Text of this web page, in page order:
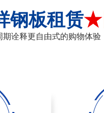
钢板租赁★
诠释更自由式的购物体